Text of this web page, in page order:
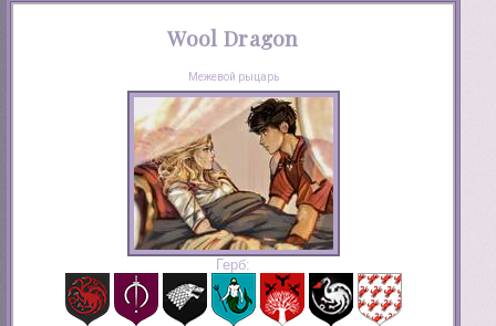
Wool Dragon
Межевой рыцарь
Герб: